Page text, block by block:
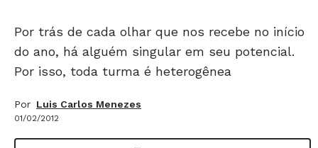
Por trás de cada olhar que nos recebe no início
do ano, há alguém singular em seu potencial.
Por isso, toda turma é heterogênea
Por Luis Carlos Menezes
01/02/2012